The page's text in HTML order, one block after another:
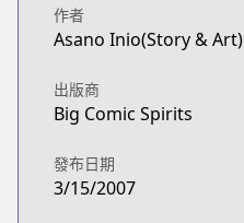
作者
Asano Inio(Story & Art)
出版商
Big Comic Spirits
發布日期
3/15/2007